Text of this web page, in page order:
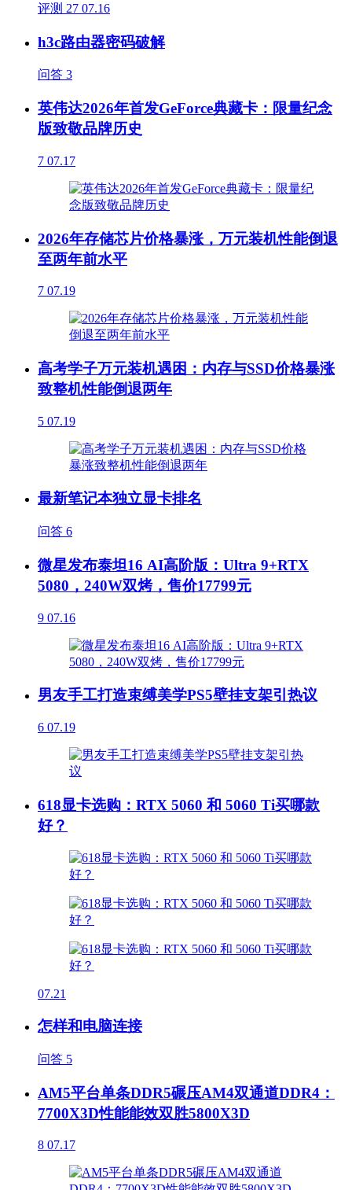
评测 27 07.16
h3c路由器密码破解
问答 3
英伟达2026年首发GeForce典藏卡：限量纪念
版致敬品牌历史
7 07.17
2026年存储芯片价格暴涨，万元装机性能倒退
至两年前水平
7 07.19
高考学子万元装机遇困：内存与SSD价格暴涨
致整机性能倒退两年
5 07.19
最新笔记本独立显卡排名
问答 6
微星发布泰坦16 AI高阶版：Ultra 9+RTX
5080，240W双烤，售价17799元
9 07.16
男友手工打造束缚美学PS5壁挂支架引热议
6 07.19
618显卡选购：RTX 5060 和 5060 Ti买哪款
好？
07.21
怎样和电脑连接
问答 5
AM5平台单条DDR5碾压AM4双通道DDR4：
7700X3D性能能效双胜5800X3D
8 07.17